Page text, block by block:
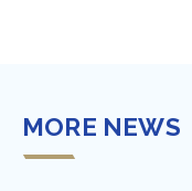
MORE NEWS